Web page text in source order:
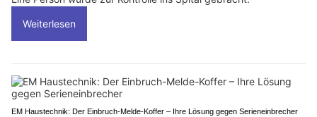
Weiterlesen
EM Haustechnik: Der Einbruch-Melde-Koffer – Ihre Lösung gegen Serieneinbrecher